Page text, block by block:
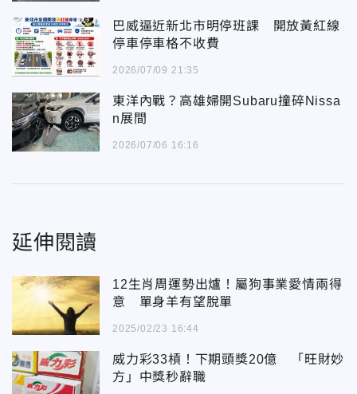
巴威逼近新北市明停班課 開放黃紅線
停車停車格不收費
2026/07/09 21:35
東洋內戰？高雄婦開Subaru撞碎Nissa
n展間
2026/07/06 16:16
延伸閱讀
12生肖周運勢出爐！屬狗事業愛情兩得
意 單身羊有望脫單
2025/02/23 16:44
威力彩33槓！下期頭獎20億 「旺財妙
方」中獎秒辭職